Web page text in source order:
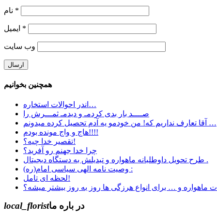
*
*
وب‌ سایت
همچنین بخوانیم
اندر احوالات استخاره…
صــــد بار بدی کردمـ و دیدمـ ثمـــرش را
آقا تعارف نداریم که! من خودمو یه آدم تحصیل کرده میدونم …
هاج و واج مونده بودم!!!!
تقصیر خدا چیه؟!
چرا خدا جهنم رو آفريد؟
طرح تحویل داوطلبانه ماهواره و تبدیلش به دستگاه دیجیتال .
وصیت نامه الهی سیاسی امام(ره) :
لحظه ای تامل!
local_floristدر باره ما